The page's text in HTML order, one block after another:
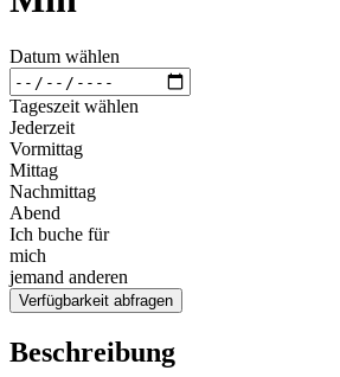
Datum wählen
Tageszeit wählen
Jederzeit
Vormittag
Mittag
Nachmittag
Abend
Ich buche für
mich
jemand anderen
Verfügbarkeit abfragen
Beschreibung